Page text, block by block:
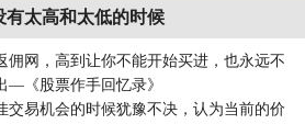
有太高和太低的时候
网，高到让你不能开始买进，也永远不
—《股票作手回忆录》
易机会的时候犹豫不决，认为当前的价